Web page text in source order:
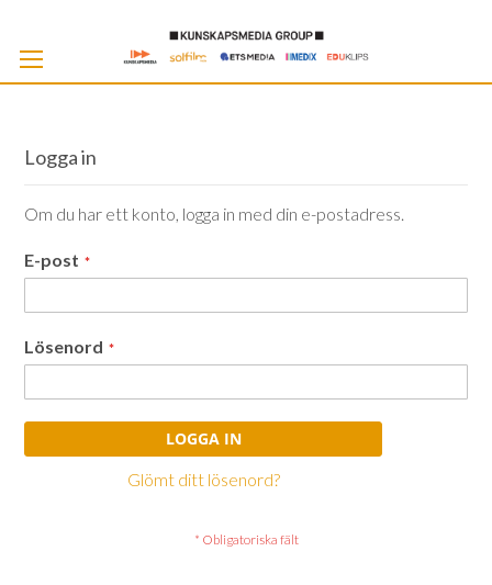
Logga in
Om du har ett konto, logga in med din e-postadress.
E-post
Lösenord
LOGGA IN
Glömt ditt lösenord?